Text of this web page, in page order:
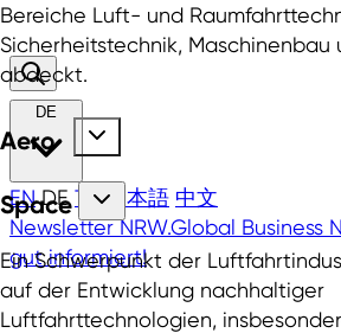
DE
EN DE TR 日本語 中文
Newsletter NRW.Global Business
gut informiert!
Bereiche Luft- und
Sicherheitstechnik, Maschinenbau
abdeckt.
Aero
Space
Ein Schwerpunkt der
auf der Entwicklung nachhaltiger
Luftfahrttechnologien,